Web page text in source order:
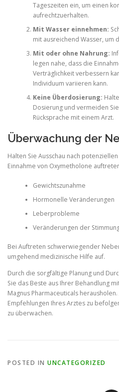
Tageszeiten ein, um einen
aufrechtzuerhalten.
Mit Wasser einnehmen:
mit ausreichend Wasser, um
Mit oder ohne Nahrung:
legen nahe, dass die
Verträglichkeit verbessern
Individuum variieren kann.
Keine Überdosierung:
Dosierung und vermeiden
Rücksprache mit einem Arzt.
Überwachung der
Halten Sie Ausschau nach
Einnahme von Oxymetholone
Gewichtszunahme
Hormonelle Veränderungen
Leberprobleme
Veränderungen der
Bei Auftreten schwerwiegender
umgehend medizinische Hilfe auf.
Durch die sorgfältige Planung und
Sie das Beste aus Ihrer Behandlung
Magnus Pharmaceuticals
Empfehlungen Ihres Arztes zu
zu überwachen.
POSTED IN UNCATEGORIZED